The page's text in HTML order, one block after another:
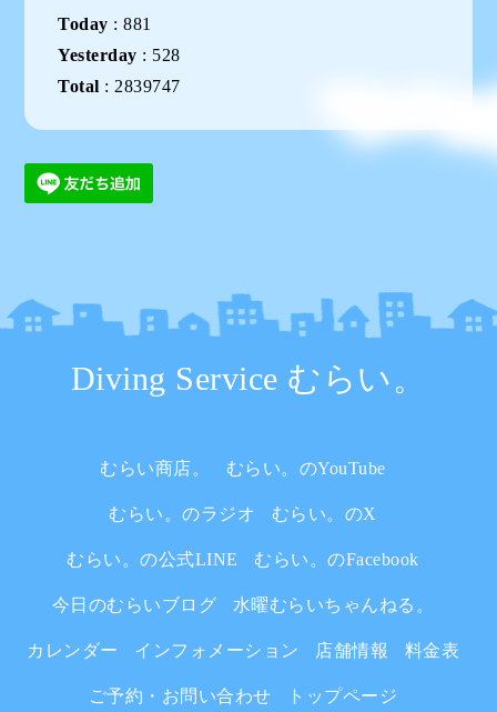
Today :881
Yesterday : 528
Total : 2839747
Diving Service むらい。
むらい商店。 むらい。のYouTube
むらい。のラジオ むらい。のX
むらい。の公式LINE むらい。のFacebook
今日のむらいブログ 水曜むらいちゃんねる。
カレンダー インフォメーション 店舗情報 料金表
ご予約・お問い合わせ トップページ